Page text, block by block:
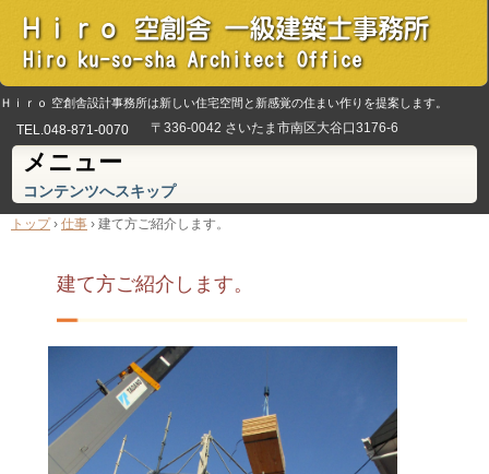
Ｈｉｒｏ 空創舎設計事務所は新しい住宅空間と新感覚の住まい作りを提案します。
TEL.048-871-0070 〒336-0042 さいたま市南区大谷口3176-6
メニュー
コンテンツへスキップ
トップ › 仕事 › 建て方ご紹介します。
建て方ご紹介します。